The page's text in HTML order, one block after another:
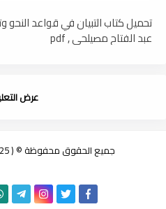
تحميل كتاب التبيان في قواعد النحو
عبد الفتاح مصيلحي , pdf
عرض
جميع الحقوق محفوظة © ( 2025 )